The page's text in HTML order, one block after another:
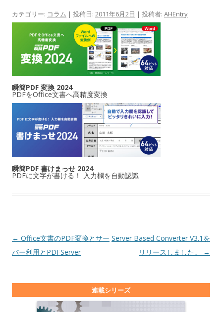
カテゴリー: コラム | 投稿日: 2011年6月2日 | 投稿者: AHEntry
瞬簡PDF 変換 2024
PDFをOffice文書へ高精度変換
瞬簡PDF 書けまっせ 2024
PDFに文字が書ける！ 入力欄を自動認識
投稿ナビゲーション
← Office文書のPDF変換とサー
バー利用とPDFServer
Server Based Converter V3.1を
リリースしました。
→
連載シリーズ